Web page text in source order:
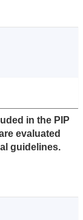
in the PIP
evaluated
guidelines.